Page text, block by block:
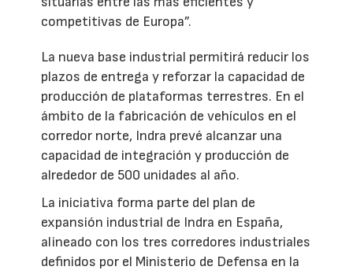
competitivas de Europa”.
La nueva base industrial permitirá reducir los
plazos de entrega y reforzar la capacidad de
producción de plataformas terrestres. En el
ámbito de la fabricación de vehículos en el
corredor norte, Indra prevé alcanzar una
capacidad de integración y producción de
alrededor de 500 unidades al año.
La iniciativa forma parte del plan de
expansión industrial de Indra en España,
alineado con los tres corredores industriales
definidos por el Ministerio de Defensa en la